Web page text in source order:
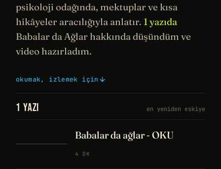
psikoloji odağında, mektuplar ve kısa
hikâyeler aracılığıyla anlatır. 1 yazıda
Babalar da Ağlar hakkında düşündüm ve
video hazırladım.
okumak, izlemek için
1 YAZI en yeniden eskiye
Babalar da ağlar - OKU
4 DK